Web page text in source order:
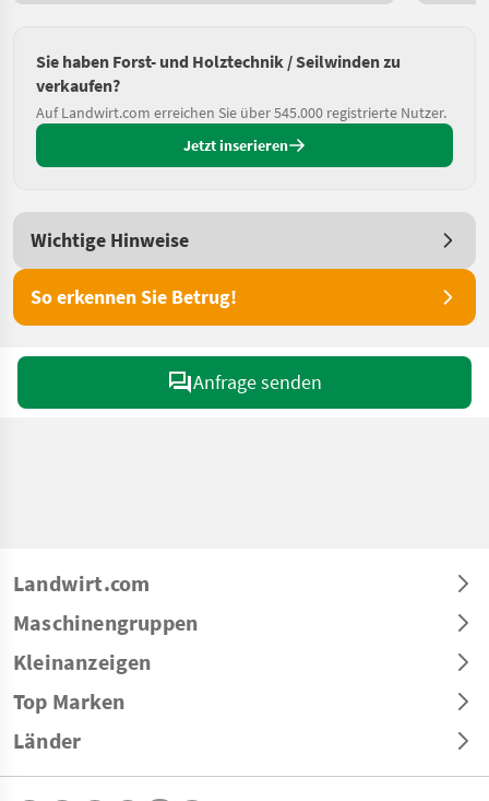
Sie haben Forst- und Holztechnik / Seilwinden zu
verkaufen?
Auf Landwirt.com erreichen Sie über 545.000 registrierte Nutzer.
Jetzt inserieren
Wichtige Hinweise
So erkennen Sie Betrug!
Anfrage senden
Landwirt.com
Maschinengruppen
Kleinanzeigen
Top Marken
Länder